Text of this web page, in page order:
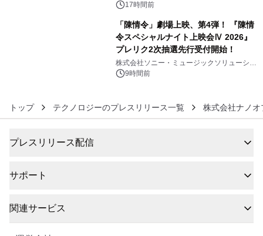
没入型バー「BAR Arca」
17時間前
「陳情令」劇場上映、第4弾！ 『陳情
令スペシャルナイト上映会Ⅳ 2026』
プレリク2次抽選先行受付開始！
株式会社ソニー・ミュージックソリューショ
ンズ9時間前
トップ テクノロジーのプレスリリース一覧 株式会社ナノ
プレスリリース配信
サポート
関連サービス